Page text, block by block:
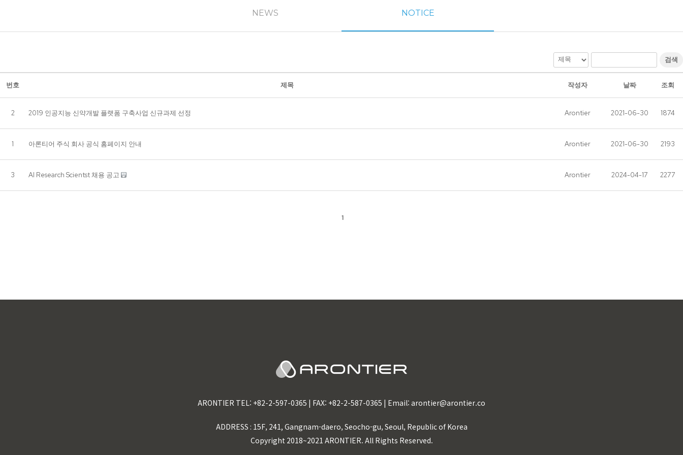
NEWS NOTICE
검색
번호 제목 작성자 날짜 조회
2 2019 인공지능 신약개발 플랫폼 구축사업 신규과제 선정 Arontier 2021-06-30 1874
1 아론티어 주식 회사 공식 홈페이지 안내 Arontier 2021-06-30 2193
3 AI Research Scientst 채용 공고 Arontier 2024-04-17 2277
1
ARONTIER TEL: +82-2-597-0365 | FAX: +82-2-587-0365 | Email: arontier@arontier.co
ADDRESS : 15F, 241, Gangnam-daero, Seocho-gu, Seoul, Republic of Korea
Copyright 2018~2021 ARONTIER. All Rights Reserved.